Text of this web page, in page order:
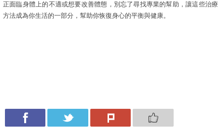
正面臨身體上的不適或想要改善體態，別忘了尋找專業的幫助，讓這些治療
方法成為你生活的一部分，幫助你恢復身心的平衡與健康。